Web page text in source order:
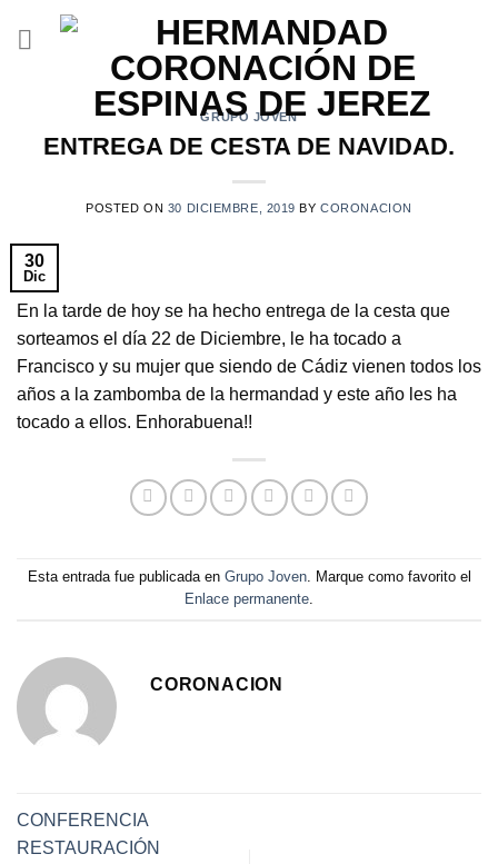
GRUPO JOVEN
ENTREGA DE CESTA DE NAVIDAD.
POSTED ON 30 DICIEMBRE, 2019 BYCORONACION
30
Dic
En la tarde de hoy se ha hecho entrega de la cesta que
sorteamos el día 22 de Diciembre, le ha tocado a
Francisco y su mujer que siendo de Cádiz vienen todos los
años a la zambomba de la hermandad y este año les ha
tocado a ellos. Enhorabuena!!
Esta entrada fue publicada en Grupo Joven. Marque como favorito el
Enlace permanente
CORONACION
CONFERENCIA
RESTAURACIÓN